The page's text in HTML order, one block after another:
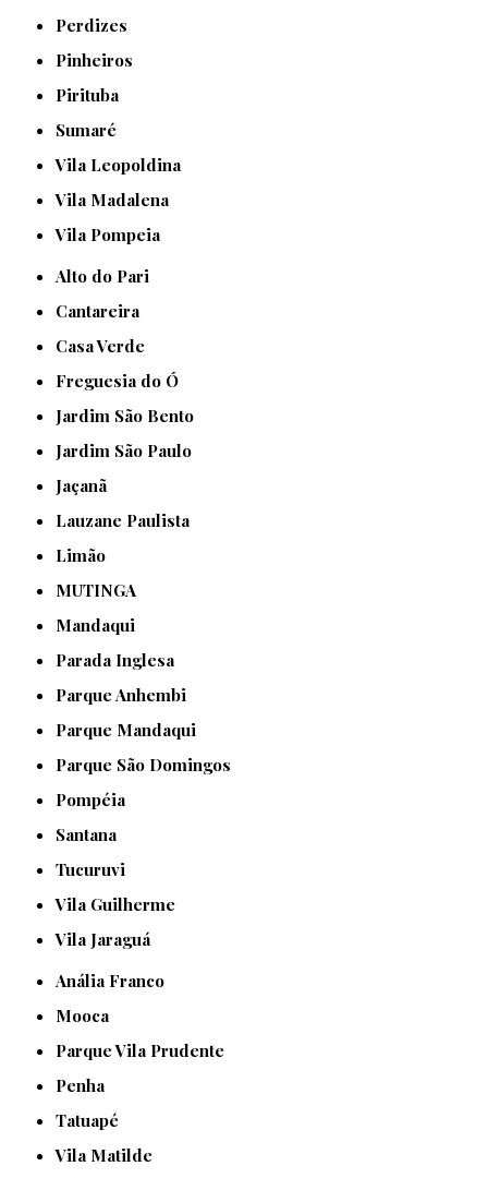
Perdizes
Pinheiros
Pirituba
Sumaré
Vila Leopoldina
Vila Madalena
Vila Pompeia
Alto do Pari
Cantareira
Casa Verde
Freguesia do Ó
Jardim São Bento
Jardim São Paulo
Jaçanã
Lauzane Paulista
Limão
MUTINGA
Mandaqui
Parada Inglesa
Parque Anhembi
Parque Mandaqui
Parque São Domingos
Pompéia
Santana
Tucuruvi
Vila Guilherme
Vila Jaraguá
Anália Franco
Mooca
Parque Vila Prudente
Penha
Tatuapé
Vila Matilde